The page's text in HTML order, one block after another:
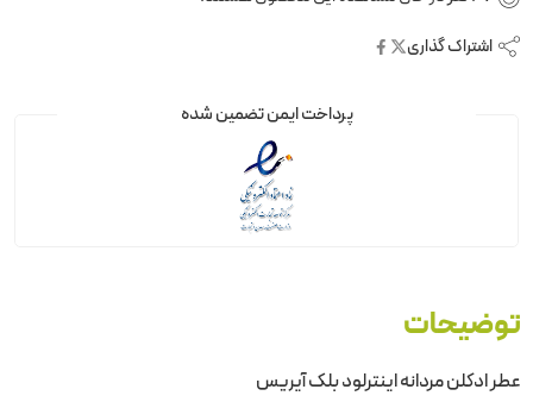
اشتراک گذاری
پرداخت ایمن تضمین شده
توضیحات
عطر ادکلن مردانه اینترلود بلک آیریس